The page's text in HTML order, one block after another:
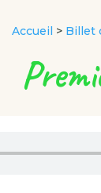
Accueil > Billet